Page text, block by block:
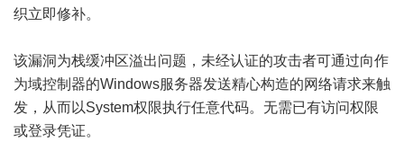
织立即修补。
该漏洞为栈缓冲区溢出问题，未经认证的攻击者可通过向作
为域控制器的Windows服务器发送精心构造的网络请求来触
发，从而以System权限执行任意代码。无需已有访问权限
或登录凭证。